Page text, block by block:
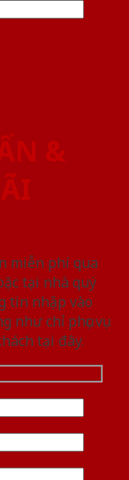
&
miễn phí qua
tại nhà quý
tin nhập vào
chỉ phục vụ
tại đây.